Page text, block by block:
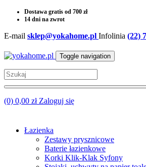
Dostawa gratis od 700 zł
14 dni na zwrot
E-mail sklep@yokahome.pl Infolinia (22)
Toggle navigation
(0) 0,00 zł Zaloguj się
Łazienka
Zestawy prysznicowe
Baterie łazienkowe
Korki Klik-Klak Syfony